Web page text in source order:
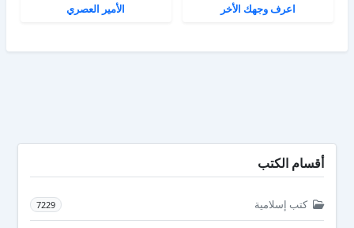
اعرف وجهك الأخر الأمير العصري
أقسام الكتب
كتب إسلامية 7229